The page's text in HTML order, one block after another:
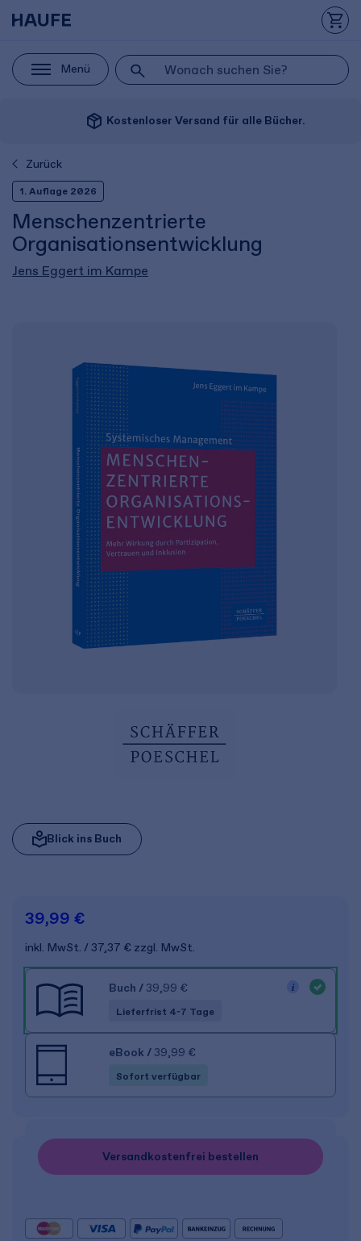
Menü
package_2 Kostenloser Versand für alle Bücher.
Zurück
1. Auflage 2026
Menschenzentrierte
Organisationsentwicklung
Jens Eggert im Kampe
Blick ins Buch
39,99 €
inkl. MwSt. 37,37 € zzgl. MwSt.
Buch / 39,99 €
Lieferfrist 4-7 Tage
eBook / 39,99 €
Sofort verfügbar
Versandkostenfrei bestellen